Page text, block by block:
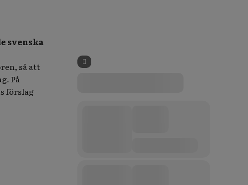
svenska
så att
På
förslag